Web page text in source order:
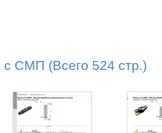
с СМП (Всего 524 стр.)